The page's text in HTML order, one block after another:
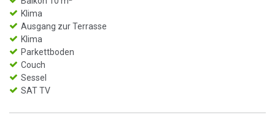
Klima
Ausgang zur Terrasse
Klima
Parkettboden
Couch
Sessel
SAT TV